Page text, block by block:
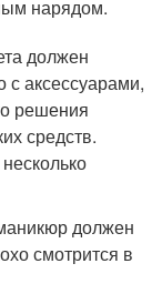
нарядом.
должен
с аксессуарами,
решения
средств.
должен
смотрится в